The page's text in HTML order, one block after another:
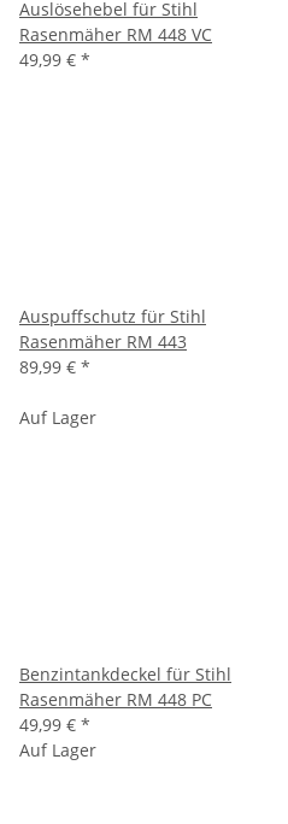
Auslösehebel für Stihl
Rasenmäher RM 448 VC
49,99 € *
Auspuffschutz für Stihl
Rasenmäher RM 443
89,99 € *
Auf Lager
Benzintankdeckel für Stihl
Rasenmäher RM 448 PC
49,99 € *
Auf Lager